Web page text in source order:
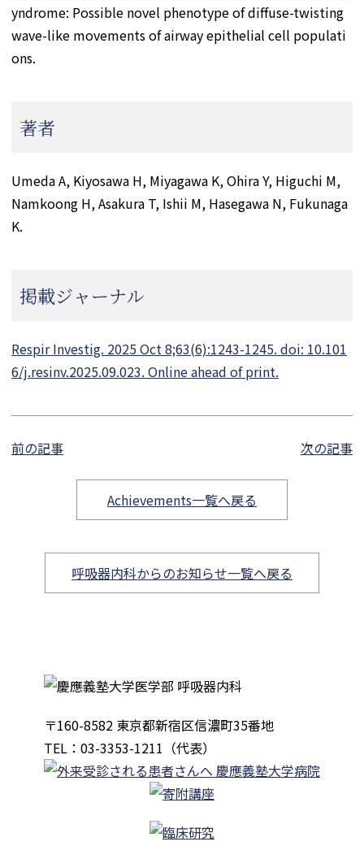
yndrome: Possible novel phenotype of diffuse-twisting
wave-like movements of airway epithelial cell populati
ons.
著者
Umeda A, Kiyosawa H, Miyagawa K, Ohira Y, Higuchi M,
Namkoong H, Asakura T, Ishii M, Hasegawa N, Fukunaga
K.
掲載ジャーナル
Respir Investig. 2025 Oct 8;63(6):1243-1245. doi: 10.101
6/j.resinv.2025.09.023. Online ahead of print.
前の記事 次の記事
Achievements一覧へ戻る
呼吸器内科からのお知らせ一覧へ戻る
〒160-8582 東京都新宿区信濃町35番地
TEL：03-3353-1211（代表）